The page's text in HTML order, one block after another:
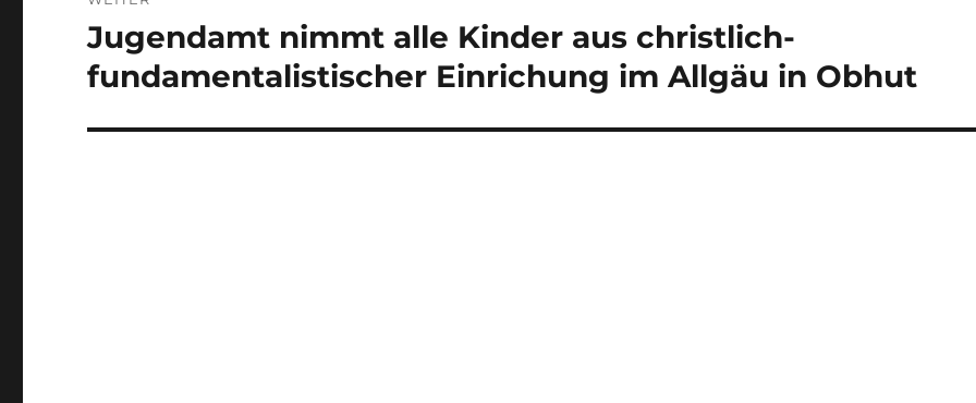
Nächster
Beitrag:
Jugendamt nimmt alle Kinder aus christlich-
fundamentalistischer Einrichung im Allgäu in Obhut